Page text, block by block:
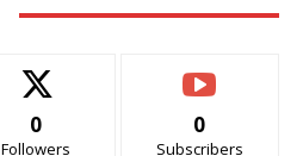
0
Followers
0
Subscribers